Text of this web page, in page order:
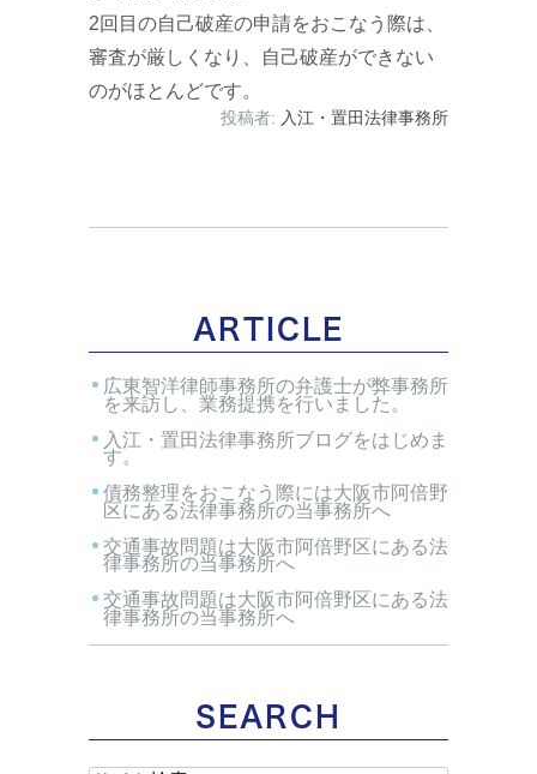
2回目の自己破産の申請をおこなう際は、
審査が厳しくなり、自己破産ができない
のがほとんどです。
投稿者: 入江・置田法律事務所
ARTICLE
広東智洋律師事務所の弁護士が弊事務所
を来訪し、業務提携を行いました。
入江・置田法律事務所ブログをはじめま
す。
債務整理をおこなう際には大阪市阿倍野
区にある法律事務所の当事務所へ
交通事故問題は大阪市阿倍野区にある法
律事務所の当事務所へ
交通事故問題は大阪市阿倍野区にある法
律事務所の当事務所へ
SEARCH